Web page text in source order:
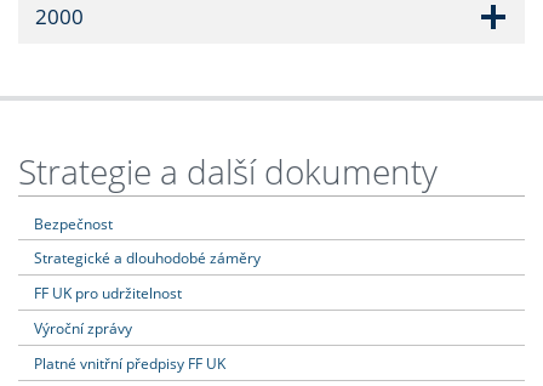
2000
Strategie a další dokumenty
Bezpečnost
Strategické a dlouhodobé záměry
FF UK pro udržitelnost
Výroční zprávy
Platné vnitřní předpisy FF UK